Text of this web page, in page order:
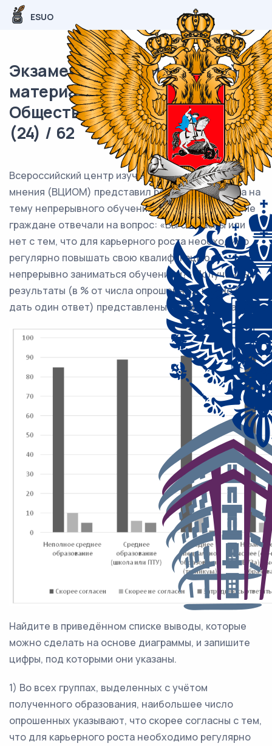
ESUO
Экзаменационный (типовой)
материал ЕГЭ /
Обществознание / 09 задание
(24) / 62
Всероссийский центр изучения общественного
мнения (ВЦИОМ) представил результаты опроса на
тему непрерывного обучения. Совершеннолетние
граждане отвечали на вопрос: «Вы согласны или
нет с тем, что для карьерного роста необходимо
регулярно повышать свою квалификацию,
непрерывно заниматься обучением?» Полученные
результаты (в % от числа опрошенных, нужно было
дать один ответ) представлены в виде диаграммы.
Найдите в приведённом списке выводы, которые
можно сделать на основе диаграммы, и запишите
цифры, под которыми они указаны.
1) Во всех группах, выделенных с учётом
полученного образования, наибольшее число
опрошенных указывают, что скорее согласны с тем,
что для карьерного роста необходимо регулярно